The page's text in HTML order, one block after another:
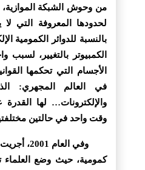
من وحوش الشبكة الموازية،
لحدودها المعروفة التي لا
بالنسبة للدوائر الكمومية
الكمبيوتر بالتغيير،
الأجسام التي تحكمها
في العالم المجهري:
والإلكترونات… لها
وقت واحد في حالتين
وفي العام